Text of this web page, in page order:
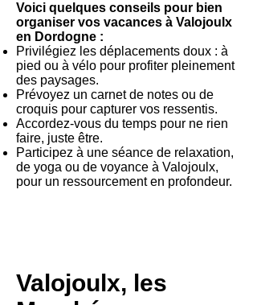
Voici quelques conseils pour bien
organiser vos vacances à Valojoulx
en Dordogne :
Privilégiez les déplacements doux : à
pied ou à vélo pour profiter pleinement
des paysages.
Prévoyez un carnet de notes ou de
croquis pour capturer vos ressentis.
Accordez-vous du temps pour ne rien
faire, juste être.
Participez à une séance de relaxation,
de yoga ou de voyance à Valojoulx,
pour un ressourcement en profondeur.
Valojoulx, les